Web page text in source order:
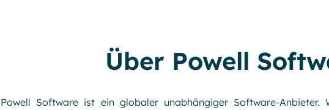
Über Powell
Powell Software ist ein globaler unabhängiger Software-Anbieter.